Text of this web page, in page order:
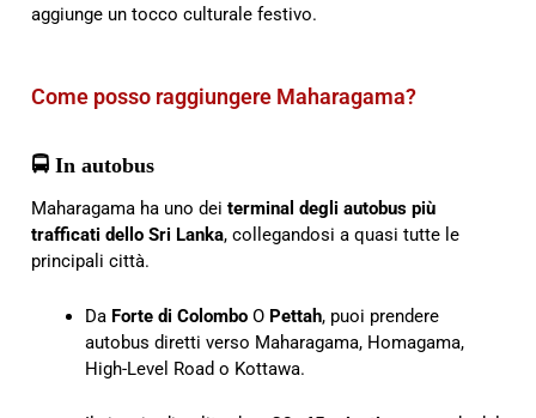
aggiunge un tocco culturale festivo.
Come posso raggiungere Maharagama?
🚍 In autobus
Maharagama ha uno dei terminal degli autobus più
trafficati dello Sri Lanka, collegandosi a quasi tutte le
principali città.
Da Forte di Colombo O Pettah, puoi prendere
autobus diretti verso Maharagama, Homagama,
High-Level Road o Kottawa.